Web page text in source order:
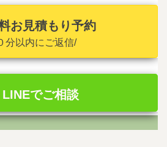
お見積もり予約
分以内にご返信/
LINEでご相談